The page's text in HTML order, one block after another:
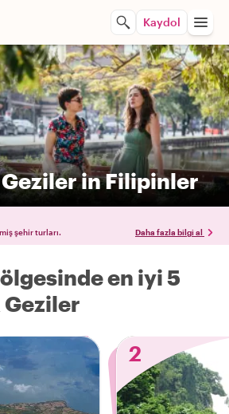
Kaydol
in Filipinler
şehir turları. Daha fazla bilgi al
en iyi 5
2